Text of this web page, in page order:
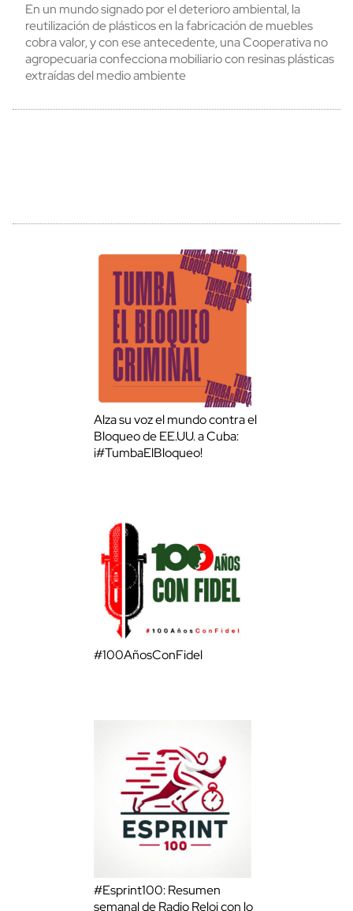
En un mundo signado por el deterioro ambiental, la
reutilización de plásticos en la fabricación de muebles
cobra valor, y con ese antecedente, una Cooperativa no
agropecuaria confecciona mobiliario con resinas plásticas
extraídas del medio ambiente
Alza su voz el mundo contra el
Bloqueo de EE.UU. a Cuba:
¡#TumbaElBloqueo!
#100AñosConFidel
#Esprint100: Resumen
semanal de Radio Reloj con lo